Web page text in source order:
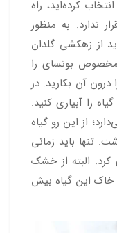
کرده‌اید، راه
ندارد. به منظور
از زهکشی گلدان
بونسای را
درون آن بکارید. در
را آبیاری کنید.
از این رو گیاه
تنها باید زمانی
البته از خشک
خاک این گیاه بیش